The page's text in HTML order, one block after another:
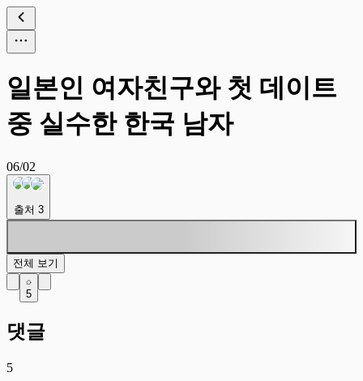
일본인 여자친구와 첫 데이트
중 실수한 한국 남자
06/02
출처 3
전체 보기
5
댓글
5